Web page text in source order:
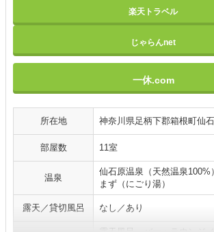
楽天トラベル
じゃらんnet
一休.com
所在地 神奈川県足柄下郡箱根町仙
部屋数 11室
温泉
仙石原温泉（天然温泉
まず（にごり湯）
露天／貸切風呂 なし／あり